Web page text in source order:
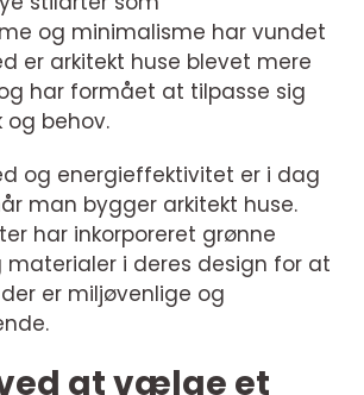
og minimalisme har vundet
er arkitekt huse blevet mere
har formået at tilpasse sig
behov.
og energieffektivitet er i dag
man bygger arkitekt huse.
har inkorporeret grønne
materialer i deres design for at
er miljøvenlige og
at vælge et